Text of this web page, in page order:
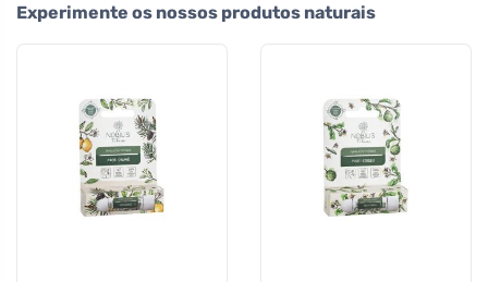
Experimente os nossos produtos naturais